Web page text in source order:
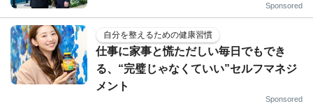
Sponsored
自分を整えるための健康習慣
仕事に家事と慌ただしい毎日でもでき
る、“完璧じゃなくていい”セルフマネジ
メント
Sponsored